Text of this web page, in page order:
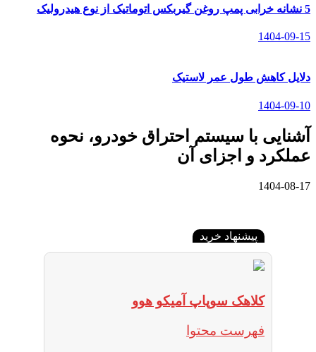
5 نشانه خرابی پمپ روغن گیربکس اتوماتیک از نوع هیدرولیک
1404-09-15
دلایل کاهش طول عمر لاستیک
1404-09-10
آشنایی با سیستم احتراق خودرو، نحوه
عملکرد و اجزای آن
1404-08-17
پیشنهاد خرید
کلاهک سوپاپ آمیکو هوو
فهرست محتوا